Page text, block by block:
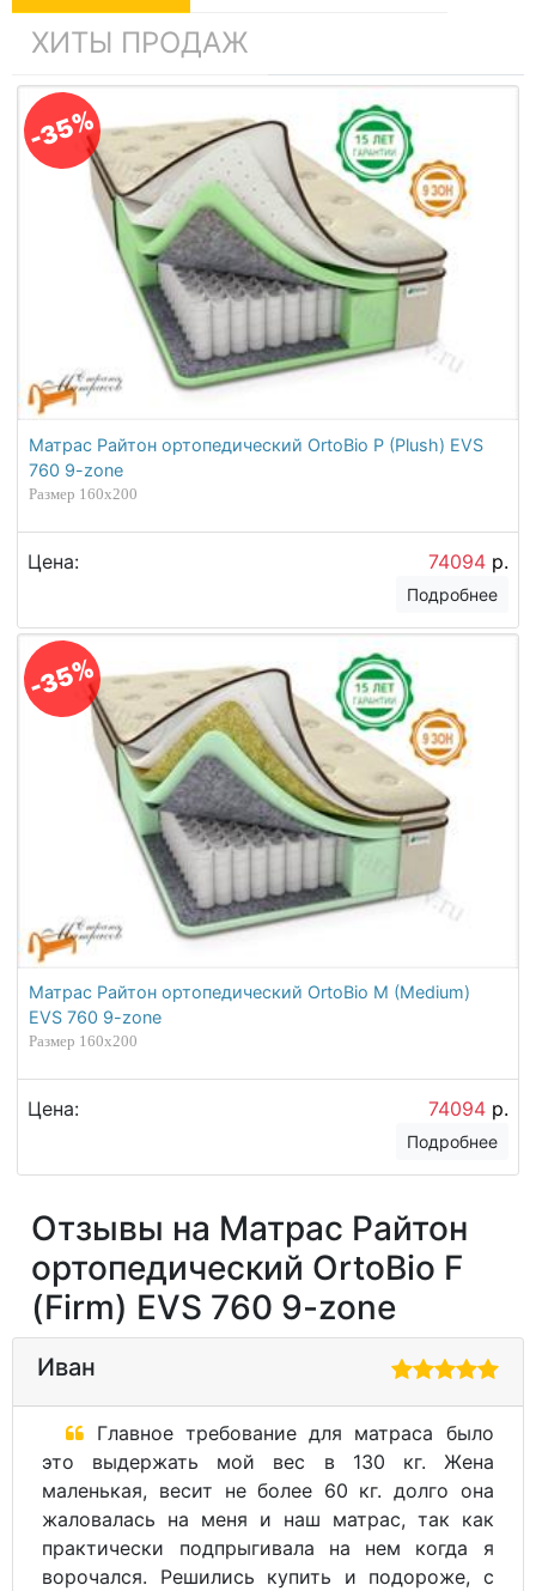
ХИТЫ ПРОДАЖ
-35%
Матрас Райтон ортопедический OrtoBio P (Plush) EVS
760 9-zone
Размер 160х200
Цена: 74094 р.
Подробнее
-35%
Матрас Райтон ортопедический OrtoBio M (Medium)
EVS 760 9-zone
Размер 160х200
Цена: 74094 р.
Подробнее
Отзывы на Матрас Райтон
ортопедический OrtoBio F
(Firm) EVS 760 9-zone
Иван
Главное требование для матраса было
это выдержать мой вес в 130 кг. Жена
маленькая, весит не более 60 кг. долго она
жаловалась на меня и наш матрас, так как
практически подпрыгивала на нем когда я
ворочался. Решились купить и подороже, с